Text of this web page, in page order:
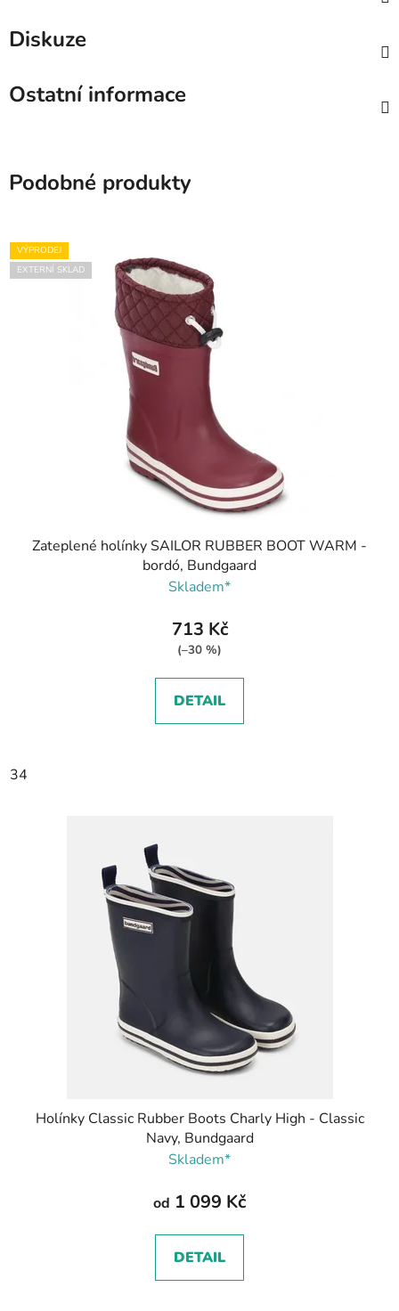
Diskuze
Ostatní informace
Podobné produkty
VÝPRODEJ
EXTERNÍ SKLAD
Zateplené holínky SAILOR RUBBER BOOT WARM -
bordó, Bundgaard
Skladem*
713 Kč
(–30 %)
DETAIL
34
Holínky Classic Rubber Boots Charly High - Classic
Navy, Bundgaard
Skladem*
od 1 099 Kč
DETAIL